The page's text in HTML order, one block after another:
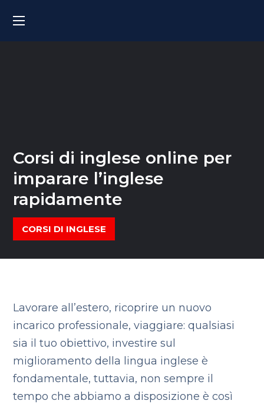
Corsi di inglese online per
imparare l’inglese
rapidamente
CORSI DI INGLESE
Lavorare all’estero, ricoprire un nuovo
incarico professionale, viaggiare: qualsiasi
sia il tuo obiettivo, investire sul
miglioramento della lingua inglese è
fondamentale, tuttavia, non sempre il
tempo che abbiamo a disposizione è così